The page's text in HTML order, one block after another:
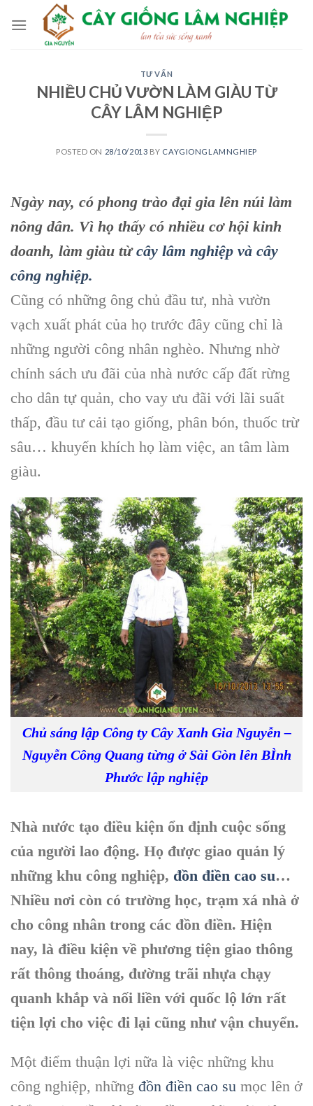
TƯ VẤN
NHIỀU CHỦ VƯỜN LÀM GIÀU TỪ
CÂY LÂM NGHIỆP
POSTED ON 28/10/2013 BY CAYGIONGLAMNGHIEP
Ngày nay, có phong trào đại gia lên núi làm
nông dân. Vì họ thấy có nhiều cơ hội kinh
doanh, làm giàu từcây lâm nghiệp và cây
công nghiệp.
Cũng có những ông chủ đầu tư, nhà vườn
vạch xuất phát của họ trước đây cũng chỉ là
những người công nhân nghèo. Nhưng nhờ
chính sách ưu đãi của nhà nước cấp đất rừng
cho dân tự quản, cho vay ưu đãi với lãi suất
thấp, đầu tư cải tạo giống, phân bón, thuốc trừ
sâu… khuyến khích họ làm việc, an tâm làm
giàu.
Chủ sáng lập Công ty Cây Xanh Gia Nguyễn –
Nguyễn Công Quang từng ở Sài Gòn lên BÌnh
Phước lập nghiệp
Nhà nước tạo điều kiện ổn định cuộc sống
của người lao động. Họ được giao quản lý
những khu công nghiệp, đồn điền cao su…
Nhiều nơi còn có trường học, trạm xá nhà ở
cho công nhân trong các đồn điền. Hiện
nay, là điều kiện về phương tiện giao thông
rất thông thoáng, đường trãi nhựa chạy
quanh khắp và nối liền với quốc lộ lớn rất
tiện lợi cho việc đi lại cũng như vận chuyển.
Một điểm thuận lợi nữa là việc những khu
công nghiệp, những đồn điền cao su mọc lên ở